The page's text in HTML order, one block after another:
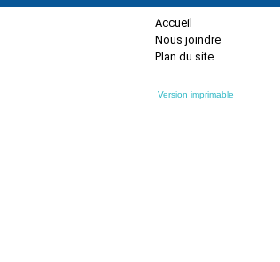
Accueil
Nous joindre
Plan du site
Version imprimable